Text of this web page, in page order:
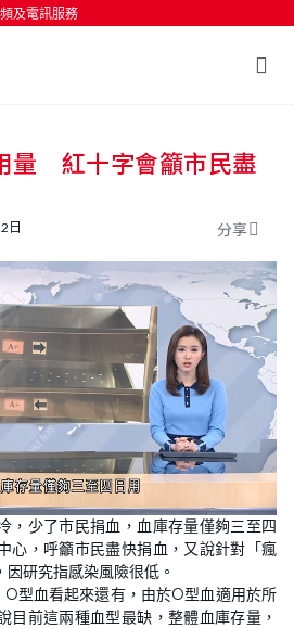
及電訊服務
按輸入鍵開始搜尋
量 紅十字會籲市民盡
日 分享
，少了市民捐血，血庫存量僅夠三至四
心，呼籲市民盡快捐血，又說針對「瘋
研究指感染風險很低。
型血看起來還有，由於O型血適用於所
目前這兩種血型最缺，整體血庫存量，